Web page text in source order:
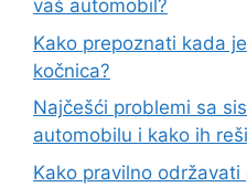
vaš automobil?
Kako prepoznati kada
kočnica?
Najčešći problemi sa
automobilu i kako ih
Kako pravilno